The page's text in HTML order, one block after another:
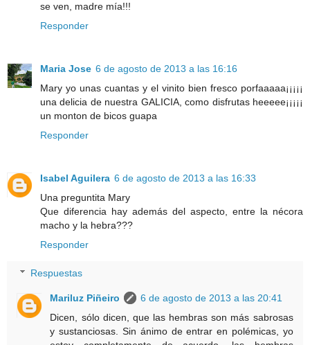
se ven, madre mía!!!
Responder
Maria Jose 6 de agosto de 2013 a las 16:16
Mary yo unas cuantas y el vinito bien fresco porfaaaaa¡¡¡¡¡
una delicia de nuestra GALICIA, como disfrutas heeeee¡¡¡¡¡
un monton de bicos guapa
Responder
Isabel Aguilera 6 de agosto de 2013 a las 16:33
Una preguntita Mary
Que diferencia hay además del aspecto, entre la nécora
macho y la hebra???
Responder
Respuestas
Mariluz Piñeiro
6 de agosto de 2013 a las 20:41
Dicen, sólo dicen, que las hembras son más sabrosas
y sustanciosas. Sin ánimo de entrar en polémicas, yo